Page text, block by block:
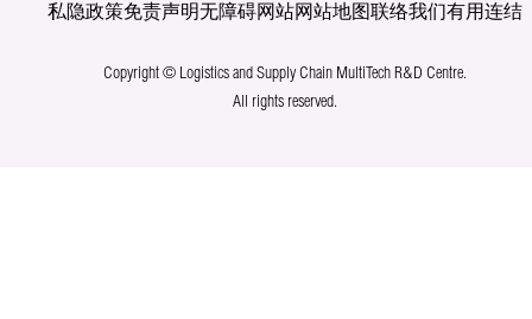
私隐政策免责声明无障碍网站网站地图联络我们有用连结
Copyright © Logistics and Supply Chain MultiTech R&D Centre.
All rights reserved.